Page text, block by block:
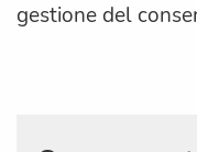
gestione del